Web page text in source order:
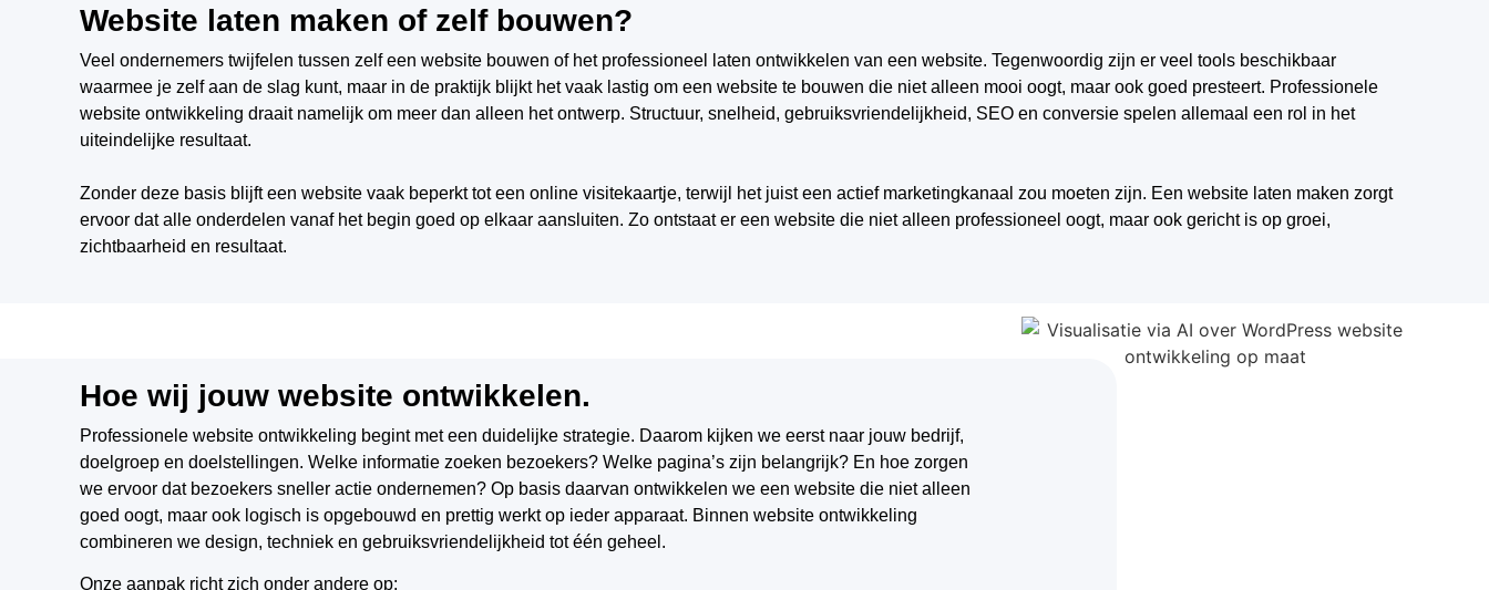
Website laten maken of zelf bouwen?
Veel ondernemers twijfelen tussen zelf een website bouwen of het professioneel laten ontwikkelen van een website. Tegenwoordig zijn er veel tools beschikbaar
waarmee je zelf aan de slag kunt, maar in de praktijk blijkt het vaak lastig om een website te bouwen die niet alleen mooi oogt, maar ook goed presteert. Professionele
website ontwikkeling draait namelijk om meer dan alleen het ontwerp. Structuur, snelheid, gebruiksvriendelijkheid, SEO en conversie spelen allemaal een rol in het
uiteindelijke resultaat.
Zonder deze basis blijft een website vaak beperkt tot een online visitekaartje, terwijl het juist een actief marketingkanaal zou moeten zijn. Een website laten maken zorgt
ervoor dat alle onderdelen vanaf het begin goed op elkaar aansluiten. Zo ontstaat er een website die niet alleen professioneel oogt, maar ook gericht is op groei,
zichtbaarheid en resultaat.
Hoe wij jouw website ontwikkelen.
Professionele website ontwikkeling begint met een duidelijke strategie. Daarom kijken we eerst naar jouw bedrijf,
doelgroep en doelstellingen. Welke informatie zoeken bezoekers? Welke pagina’s zijn belangrijk? En hoe zorgen
we ervoor dat bezoekers sneller actie ondernemen? Op basis daarvan ontwikkelen we een website die niet alleen
goed oogt, maar ook logisch is opgebouwd en prettig werkt op ieder apparaat. Binnen website ontwikkeling
combineren we design, techniek en gebruiksvriendelijkheid tot één geheel.
Onze aanpak richt zich onder andere op: